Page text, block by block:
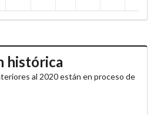
histórica
al 2020 están en proceso de